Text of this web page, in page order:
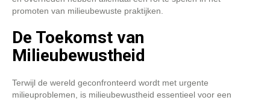
promoten van milieubewuste praktijken.
De Toekomst van
Milieubewustheid
Terwijl de wereld geconfronteerd wordt met urgente
milieuproblemen, is milieubewustheid essentieel voor een